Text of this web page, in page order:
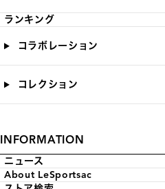
ランキング
コラボレーション
コレクション
INFORMATION
ニュース
About LeSportsac